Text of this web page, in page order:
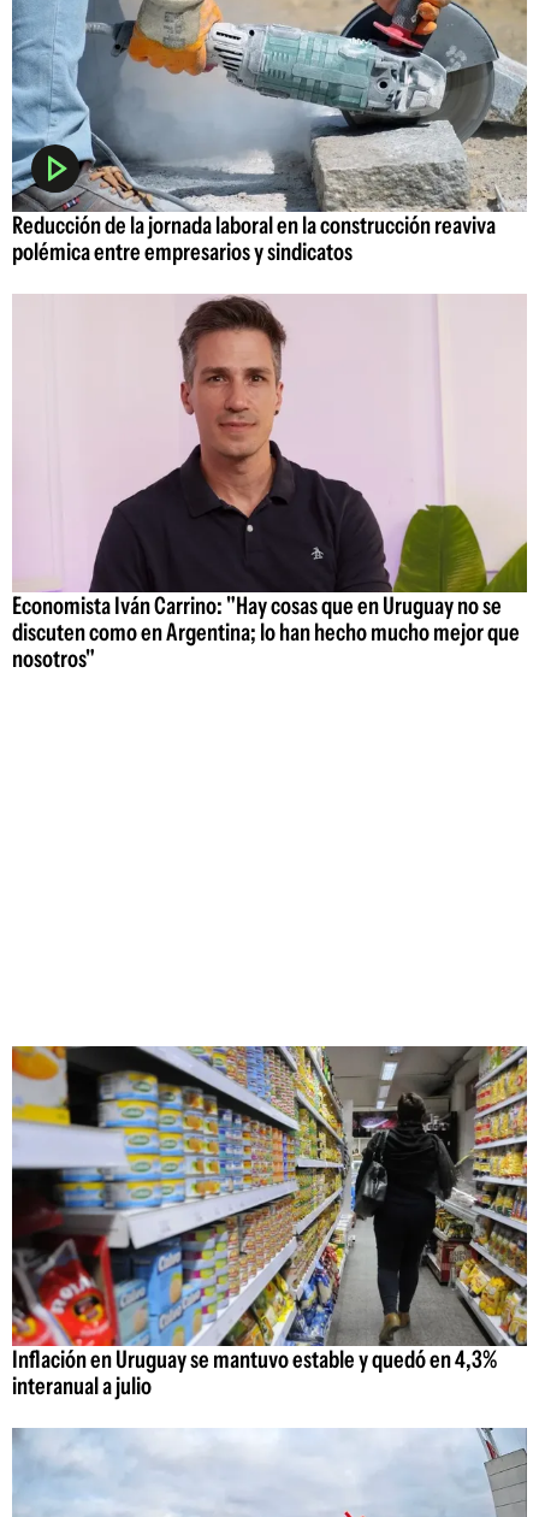
Reducción de la jornada laboral en la construcción reaviva
polémica entre empresarios y sindicatos
Economista Iván Carrino: "Hay cosas que en Uruguay no se
discuten como en Argentina; lo han hecho mucho mejor que
nosotros"
Inflación en Uruguay se mantuvo estable y quedó en 4,3%
interanual a julio